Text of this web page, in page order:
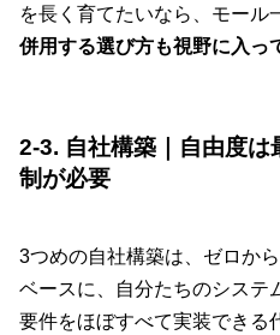
を長く育てたいなら、モール
併用する選び方も視野に入っ
2-3. 自社構築｜自由度は
制が必要
3つめの自社構築は、ゼロか
ベースに、自分たちのシステ
要件をほぼすべて実装できる